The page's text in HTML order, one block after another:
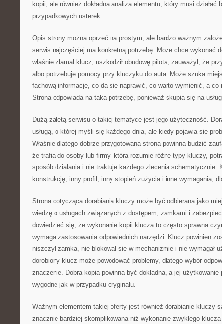
kopii, ale również dokładna analiza elementu, który musi działać
przypadkowych usterek.
Opis strony można oprzeć na prostym, ale bardzo ważnym
serwis najczęściej ma konkretną potrzebę. Może chce wykonać
właśnie złamał klucz, uszkodził obudowę pilota, zauważył, że
albo potrzebuje pomocy przy kluczyku do auta. Może szuka
fachową informację, co da się naprawić, co warto wymienić, a co
Strona odpowiada na taką potrzebę, ponieważ skupia się na
Dużą zaletą serwisu o takiej tematyce jest jego użyteczność.
usługą, o której myśli się każdego dnia, ale kiedy pojawia się
Właśnie dlatego dobrze przygotowana strona powinna budzić
że trafia do osoby lub firmy, która rozumie różne typy kluczy,
sposób działania i nie traktuje każdego zlecenia schematycznie.
konstrukcję, inny profil, inny stopień zużycia i inne wymagania,
Strona dotycząca dorabiania kluczy może być odbierana jako
wiedzę o usługach związanych z dostępem, zamkami i
dowiedzieć się, że wykonanie kopii klucza to często sprawna
wymaga zastosowania odpowiednich narzędzi. Klucz powinien
niszczył zamka, nie blokował się w mechanizmie i nie wymagał
dorobiony klucz może powodować problemy, dlatego wybór
znaczenie. Dobra kopia powinna być dokładna, a jej
wygodne jak w przypadku oryginału.
Ważnym elementem takiej oferty jest również dorabianie kluczy
znacznie bardziej skomplikowana niż wykonanie zwykłego